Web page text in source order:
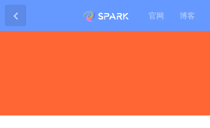
官网 博客